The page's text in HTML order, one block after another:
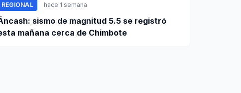
REGIONAL hace 1 semana
sismo de magnitud 5.5 se registró
mañana cerca de Chimbote